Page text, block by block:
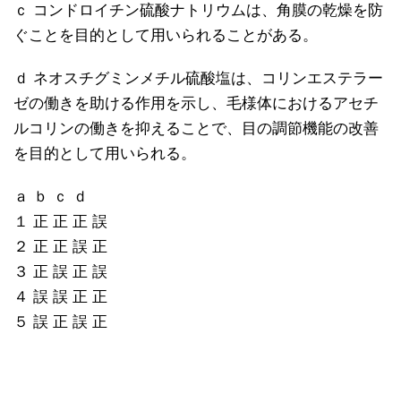
ｃ コンドロイチン硫酸ナトリウムは、角膜の乾燥を防
ぐことを目的として用いられることがある。
ｄ ネオスチグミンメチル硫酸塩は、コリンエステラー
ゼの働きを助ける作用を示し、毛様体におけるアセチ
ルコリンの働きを抑えることで、目の調節機能の改善
を目的として用いられる。
ａ ｂ ｃ ｄ
１ 正 正 正 誤
２ 正 正 誤 正
３ 正 誤 正 誤
４ 誤 誤 正 正
５ 誤 正 誤 正